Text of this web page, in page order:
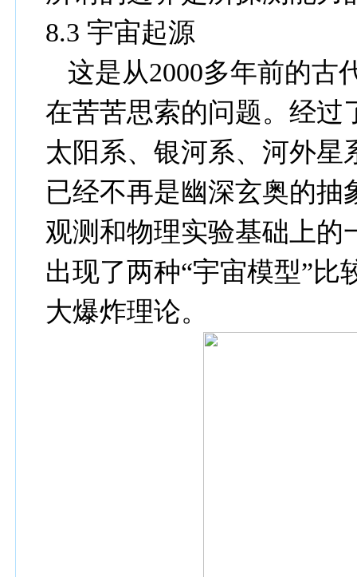
8.3 宇宙起源
这是从2000多年前的古
在苦苦思索的问题。经过
太阳系、银河系、河外星
已经不再是幽深玄奥的
观测和物理实验基础上的
出现了两种“宇宙模型”比
大爆炸理论。